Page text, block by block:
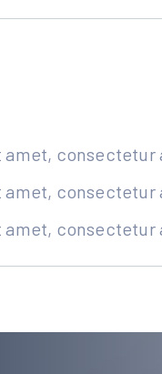
amet,
amet,
amet,